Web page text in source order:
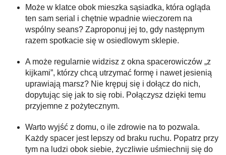
Może w klatce obok mieszka sąsiadka, która ogląda
ten sam serial i chętnie wpadnie wieczorem na
wspólny seans? Zaproponuj jej to, gdy następnym
razem spotkacie się w osiedlowym sklepie.
A może regularnie widzisz z okna spacerowiczów „z
kijkami”, którzy chcą utrzymać formę i nawet jesienią
uprawiają marsz? Nie krępuj się i dołącz do nich,
dopytując się jak to się robi. Połączysz dzięki temu
przyjemne z pożytecznym.
Warto wyjść z domu, o ile zdrowie na to pozwala.
Każdy spacer jest lepszy od braku ruchu. Popatrz przy
tym na ludzi obok siebie, życzliwie uśmiechnij się do